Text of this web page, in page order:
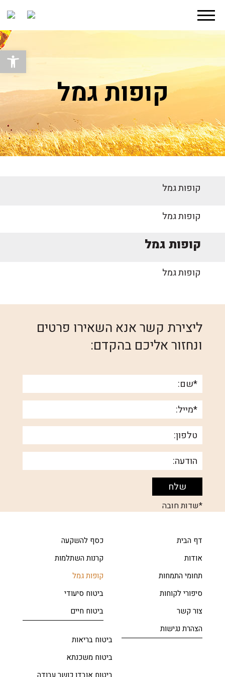
פתח
קופות גמל
קופות גמל
קופות גמל
קופות גמל
קופות גמל
ליצירת קשר אנא השאירו פרטים
ונחזור אליכם בהקדם:
*שדות חובה
דף הבית
אודות
תחומי התמחות
סיפורי לקוחות
צור קשר
הצהרת נגישות
כסף להשקעה
קרנות השתלמות
קופות גמל
ביטוח סיעודי
ביטוח חיים
ביטוח בריאות
ביטוח משכנתא